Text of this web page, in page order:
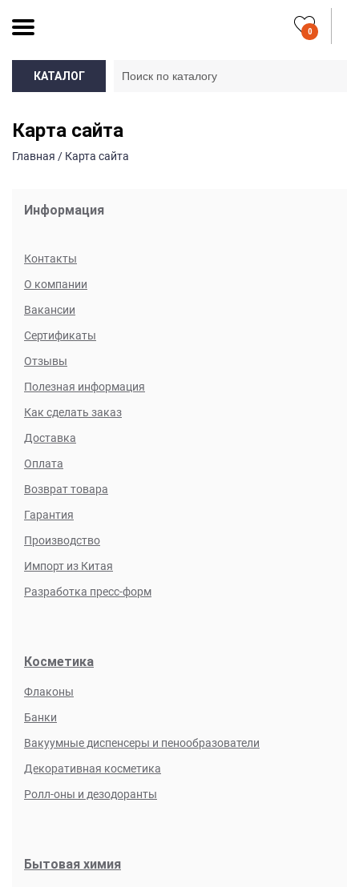
0
КАТАЛОГ
Карта сайта
Главная / Карта сайта
Информация
Контакты
О компании
Вакансии
Сертификаты
Отзывы
Полезная информация
Как сделать заказ
Доставка
Оплата
Возврат товара
Гарантия
Производство
Импорт из Китая
Разработка пресс-форм
Косметика
Флаконы
Банки
Вакуумные диспенсеры и пенообразователи
Декоративная косметика
Ролл-оны и дезодоранты
Бытовая химия
Какая потребуется крышка:
Подо что вы будете использовать флаконы:
Дополнительные пожелания:
Телефон:
Email:
Контактный адрес: